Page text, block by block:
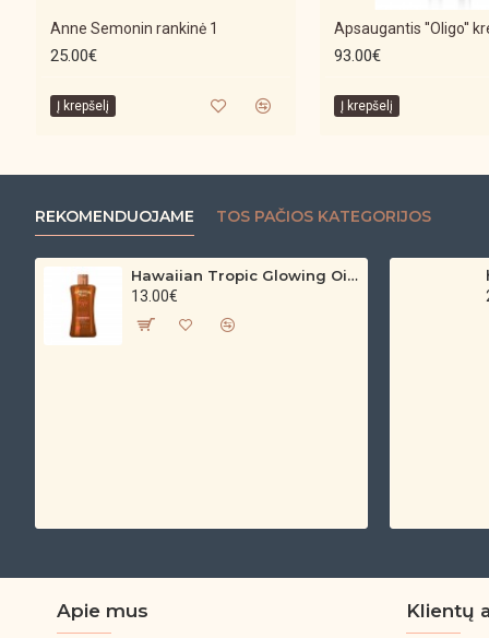
Anne Semonin rankinė 1
25.00€
Į krepšelį
93.00€
Į krepšelį
REKOMENDUOJAME TOS PAČIOS KATEGORIJOS
Hawaiian Tropic Glowing Oil – bronzinantis kūno aliejus su spindesiu (200 ml)
13.00€
Apie mus Klientų